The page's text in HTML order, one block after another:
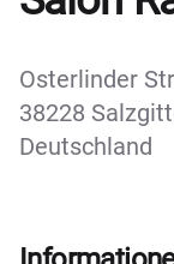
Osterlinder
38228
Deutschland